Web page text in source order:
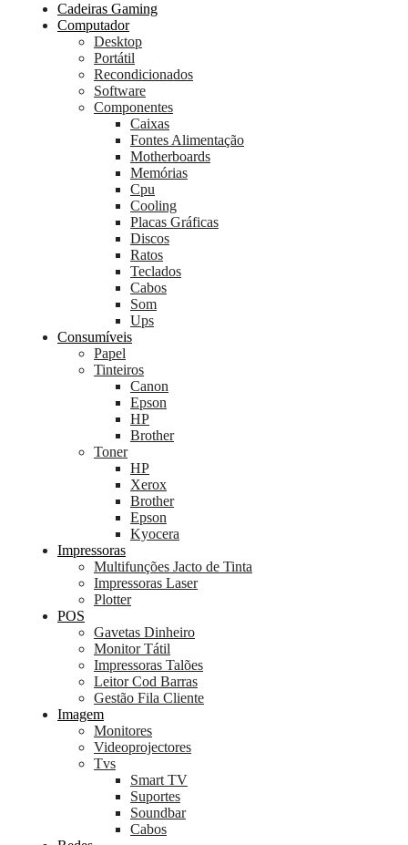
Cadeiras Gaming
Computador
Desktop
Portátil
Recondicionados
Software
Componentes
Caixas
Fontes Alimentação
Motherboards
Memórias
Cpu
Cooling
Placas Gráficas
Discos
Ratos
Teclados
Cabos
Som
Ups
Consumíveis
Papel
Tinteiros
Canon
Epson
HP
Brother
Toner
HP
Xerox
Brother
Epson
Kyocera
Impressoras
Multifunções Jacto de Tinta
Impressoras Laser
Plotter
POS
Gavetas Dinheiro
Monitor Tátil
Impressoras Talões
Leitor Cod Barras
Gestão Fila Cliente
Imagem
Monitores
Videoprojectores
Tvs
Smart TV
Suportes
Soundbar
Cabos